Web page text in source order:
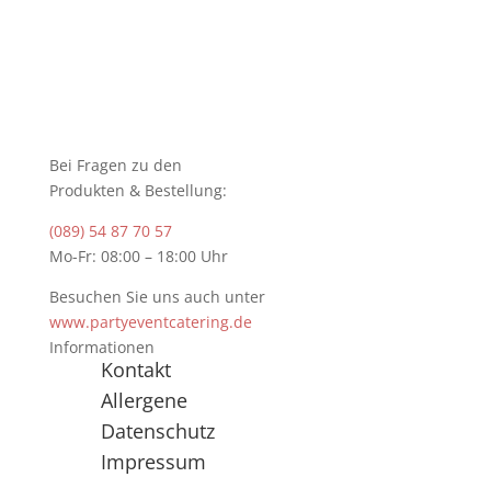
Bei Fragen zu den
Produkten & Bestellung:
(089) 54 87 70 57
Mo-Fr: 08:00 – 18:00 Uhr
Besuchen Sie uns auch unter
www.partyeventcatering.de
Informationen
Kontakt
Allergene
Datenschutz
Impressum